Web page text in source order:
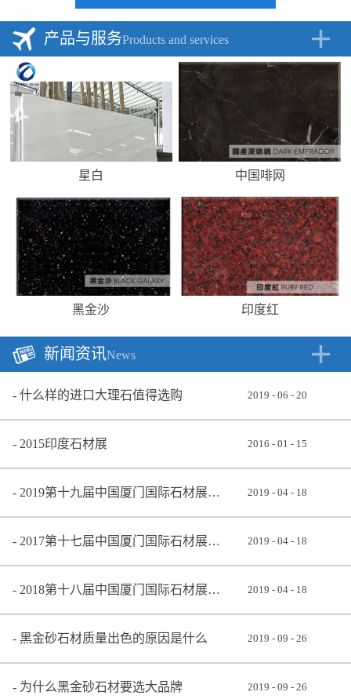
产品与服务Products and services
星白 中国啡网
黑金沙 印度红
新闻资讯News
什么样的进口大理石值得选购 2019 - 06 - 20
2015印度石材展 2016 - 01 - 15
2019第十九届中国厦门国际石材展览会 2019 - 04 - 18
2017第十七届中国厦门国际石材展览会 2019 - 04 - 18
2018第十八届中国厦门国际石材展览会 2019 - 04 - 18
黑金砂石材质量出色的原因是什么 2019 - 09 - 26
为什么黑金砂石材要选大品牌 2019 - 09 - 26